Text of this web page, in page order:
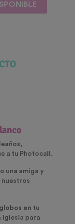
a tu Photocall.
una amiga y
nuestros
en tu
iglesia para